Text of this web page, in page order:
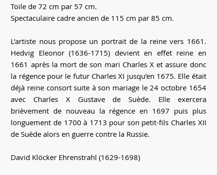
Toile de 72 cm par 57 cm.
Spectaculaire cadre ancien de 115 cm par 85 cm.
L’artiste nous propose un portrait de la reine vers 1661.
Hedvig Eleonor (1636-1715) devient en effet reine en
1661 après la mort de son mari Charles X et assure donc
la régence pour le futur Charles XI jusqu’en 1675. Elle était
déjà reine consort suite à son mariage le 24 octobre 1654
avec Charles X Gustave de Suède. Elle exercera
brièvement de nouveau la régence en 1697 puis plus
longuement de 1700 à 1713 pour son petit-fils Charles XII
de Suède alors en guerre contre la Russie.
David Klöcker Ehrenstrahl (1629-1698)